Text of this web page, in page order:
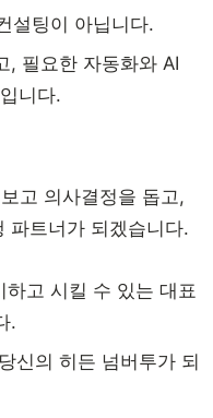
설팅이 아닙니다.
, 필요한 자동화와 AI
니다.
고 의사결정을 돕고,
파트너가 되겠습니다.
고 시킬 수 있는 대표
.
신의 히든 넘버투가 되